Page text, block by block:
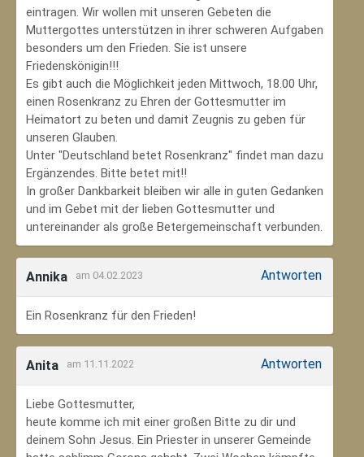
eintragen. Wir wollen mit unseren Gebeten die
Muttergottes unterstützen in ihrer schweren Aufgaben
besonders um den Frieden. Sie ist unsere
Friedenskönigin!!!
Es gibt auch die Möglichkeit jeden Mittwoch, 18.00 Uhr,
einen Rosenkranz zu Ehren der Gottesmutter im
Heimatort zu beten und damit Zeugnis zu geben für
unseren Glauben.
Unter "Deutschland betet Rosenkranz" findet man dazu
Ergänzendes. Bitte betet mit!!
In großer Dankbarkeit bleiben wir alle in guten Gedanken
und im Gebet mit der lieben Gottesmutter und
untereinander als große Betergemeinschaft verbunden.
Annika am 04.02.2023 Antworten
Ein Rosenkranz für den Frieden!
Anita am 11.11.2022 Antworten
Liebe Gottesmutter,
heute komme ich mit einer großen Bitte zu dir und
deinem Sohn Jesus. Ein Priester in unserer Gemeinde